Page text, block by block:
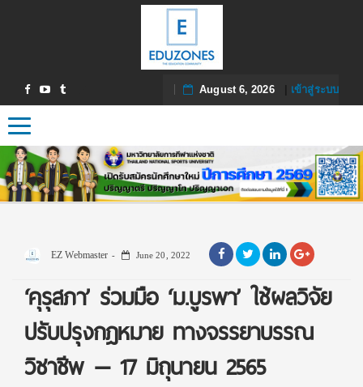
August 6, 2026| เข้าสู่ระบบ
Toggle navigation
EZ Webmaster June 20, 2022
‘คุรุสภา’ ร่วมมือ ‘ม.บูรพา’ ใช้ผลวิจัย
ปรับปรุงกฎหมาย ทางจรรยาบรรณ
วิชาชีพ — 17 มิถุนายน 2565